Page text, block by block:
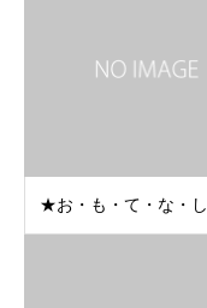
★お・も・て・な・し